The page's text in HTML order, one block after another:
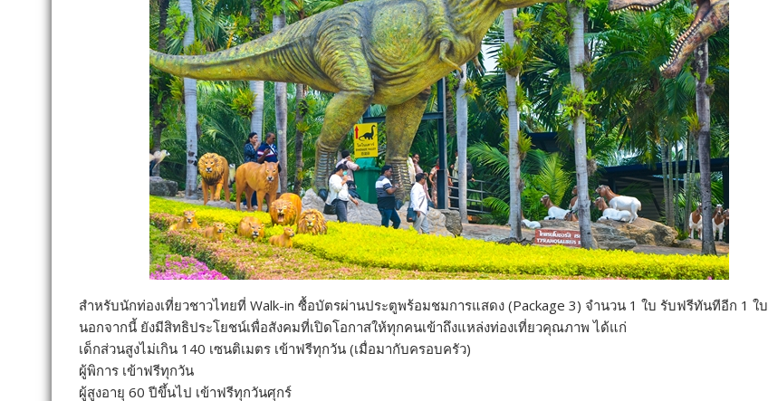
สำหรับนักท่องเที่ยวชาวไทยที่ Walk-in ซื้อบัตรผ่านประตูพร้อมชมการแสดง (Package 3) จำนวน 1 ใบ รับฟรีทันทีอีก 1 ใบ
นอกจากนี้ ยังมีสิทธิประโยชน์เพื่อสังคมที่เปิดโอกาสให้ทุกคนเข้าถึงแหล่งท่องเที่ยวคุณภาพ ได้แก่
เด็กส่วนสูงไม่เกิน 140 เซนติเมตร เข้าฟรีทุกวัน (เมื่อมากับครอบครัว)
ผู้พิการ เข้าฟรีทุกวัน
ผู้สูงอายุ 60 ปีขึ้นไป เข้าฟรีทุกวันศุกร์